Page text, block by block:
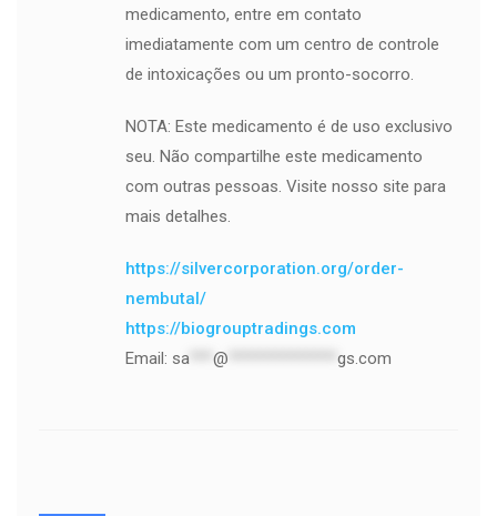
medicamento, entre em contato
imediatamente com um centro de controle
de intoxicações ou um pronto-socorro.
NOTA: Este medicamento é de uso exclusivo
seu. Não compartilhe este medicamento
com outras pessoas. Visite nosso site para
mais detalhes.
https://silvercorporation.org/order-
nembutal/
https://biogrouptradings.com
Email: sa @ gs.com